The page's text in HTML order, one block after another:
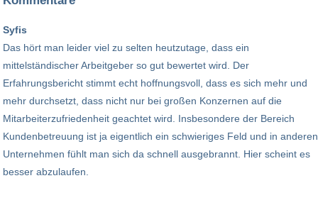
Syfis
Das hört man leider viel zu selten heutzutage, dass ein
mittelständischer Arbeitgeber so gut bewertet wird. Der
Erfahrungsbericht stimmt echt hoffnungsvoll, dass es sich mehr und
mehr durchsetzt, dass nicht nur bei großen Konzernen auf die
Mitarbeiterzufriedenheit geachtet wird. Insbesondere der Bereich
Kundenbetreuung ist ja eigentlich ein schwieriges Feld und in anderen
Unternehmen fühlt man sich da schnell ausgebrannt. Hier scheint es
besser abzulaufen.